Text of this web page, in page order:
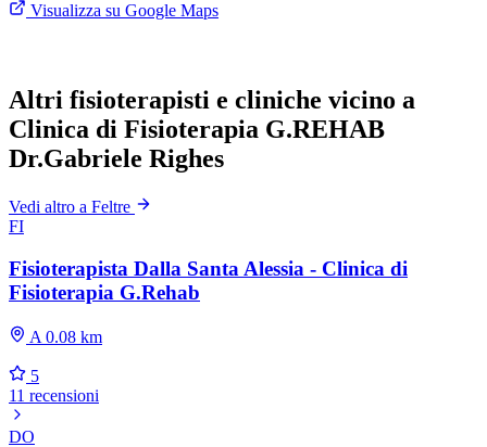
Visualizza su Google Maps
Altri fisioterapisti e cliniche vicino a
Clinica di Fisioterapia G.REHAB
Dr.Gabriele Righes
Vedi altro a Feltre
FI
Fisioterapista Dalla Santa Alessia - Clinica di
Fisioterapia G.Rehab
A 0.08 km
5
11 recensioni
DO